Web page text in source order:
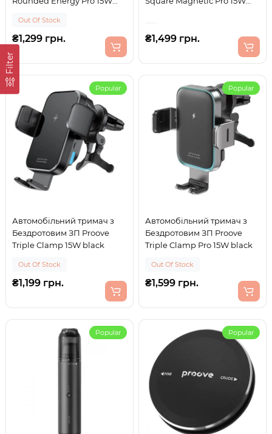
Filter
Out Of Stock
₴1,299 грн. ₴1,499 грн.
Popular
Автомобільний тримач з
Бездротовим ЗП Proove
Triple Clamp 15W black
Out Of Stock
₴1,199 грн.
Popular
Автомобільний тримач з
Бездротовим ЗП Proove
Triple Clamp Pro 15W black
Out Of Stock
₴1,599 грн.
Popular Popular